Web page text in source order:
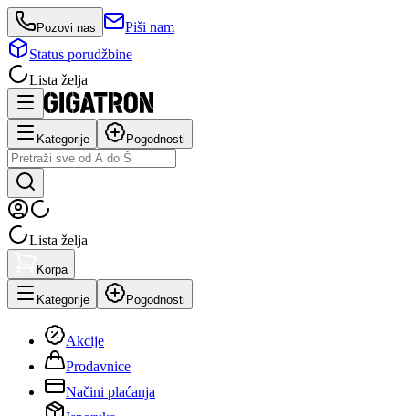
Pozovi nas
Piši nam
Status porudžbine
Lista želja
Kategorije Pogodnosti
Lista želja
Korpa
Kategorije Pogodnosti
Akcije
Prodavnice
Načini plaćanja